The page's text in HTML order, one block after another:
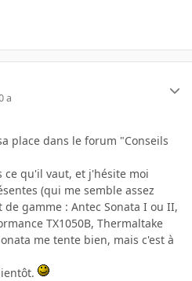
a
place dans le forum "Conseils
ce qu'il vaut, et j'hésite moi
(qui me semble assez
gamme : Antec Sonata I ou II,
TX1050B, Thermaltake
me tente bien, mais c'est à